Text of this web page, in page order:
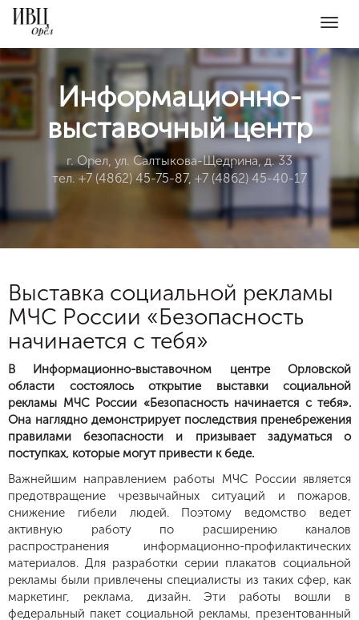
Информационно-
выставочный центр
г. Орел, ул. Салтыкова-Щедрина, д. 33
тел. +7 (4862) 45-75-87, +7 (4862) 45-40-17
Выставка социальной рекламы
МЧС России «Безопасность
начинается с тебя»
В Информационно-выставочном центре Орловской
области состоялось открытие выставки социальной
рекламы МЧС России «Безопасность начинается с тебя».
Она наглядно демонстрирует последствия пренебрежения
правилами безопасности и призывает задуматься о
поступках, которые могут привести к беде.
Важнейшим направлением работы МЧС России является
предотвращение чрезвычайных ситуаций и пожаров,
снижение гибели людей. Поэтому ведомство ведет
активную работу по расширению каналов
распространения информационно-профилактических
материалов. Для разработки серии плакатов социальной
рекламы были привлечены специалисты из таких сфер, как
маркетинг, реклама, дизайн. Эти работы вошли в
федеральный пакет социальной рекламы, презентованный